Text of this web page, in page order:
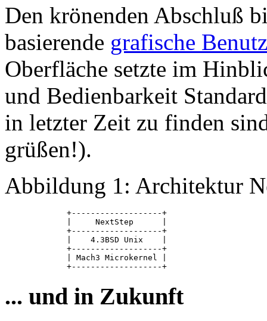
Den krönenden Abschluß
basierende grafische
Oberfläche setzte im
und Bedienbarkeit
in letzter Zeit zu finden
grüßen!).
Abbildung 1: Architektur
             +-------------------+
             |     NextStep      |
             +-------------------+
             |    4.3BSD Unix    |
             +-------------------+
             | Mach3 Microkernel |
... und in Zukunft